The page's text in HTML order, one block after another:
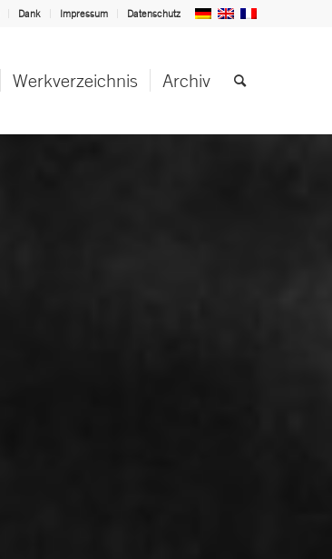
Dank Impressum Datenschutz
Werkverzeichnis Archiv